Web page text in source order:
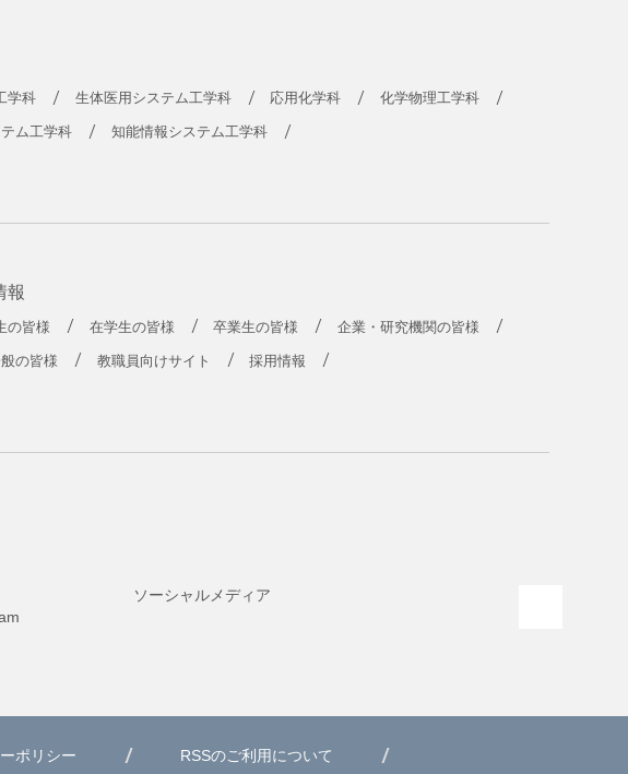
学科 生体医用システム工学科 応用化学科 化学物理工学科
ム工学科 知能情報システム工学科
報
の皆様 在学生の皆様 卒業生の皆様 企業・研究機関の皆様
の皆様 教職員向けサイト 採用情報
ソーシャルメディア
ポリシー RSSのご利用について